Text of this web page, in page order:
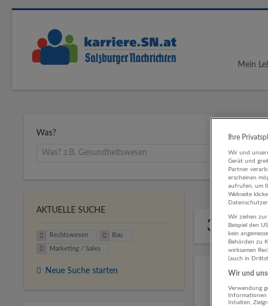
Mein
Was?
3
AKTUELLE SUCHE
Rechtswesen Bau
Marketing / Sales
Neue Suche starten
Ihre
Wir und
Gerät und
Partner
erscheinen
aufrufen, um
Webseite
Wir ziehen
Beispiel den
kein
Behörden zu
wirksamen
(auch in
Wir und
Verwendung
Inhalten,